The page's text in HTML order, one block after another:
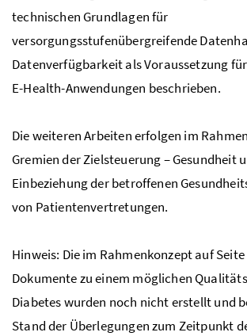
technischen Grundlagen für
versorgungsstufenübergreifende
Datenverfügbarkeit als Voraussetzung
E-Health-Anwendungen beschrieben.
Die weiteren Arbeiten erfolgen im
Gremien der Zielsteuerung – Gesundheit
Einbeziehung der betroffenen
von Patientenvertretungen.
Hinweis: Die im Rahmenkonzept auf
Dokumente zu einem möglichen
Diabetes wurden noch nicht erstellt und
Stand der Überlegungen zum Zeitpunkt